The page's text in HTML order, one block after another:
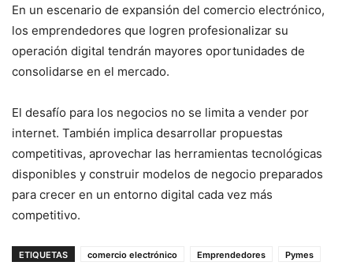
En un escenario de expansión del comercio electrónico,
los emprendedores que logren profesionalizar su
operación digital tendrán mayores oportunidades de
consolidarse en el mercado.
El desafío para los negocios no se limita a vender por
internet. También implica desarrollar propuestas
competitivas, aprovechar las herramientas tecnológicas
disponibles y construir modelos de negocio preparados
para crecer en un entorno digital cada vez más
competitivo.
ETIQUETAS comercio electrónico Emprendedores Pymes